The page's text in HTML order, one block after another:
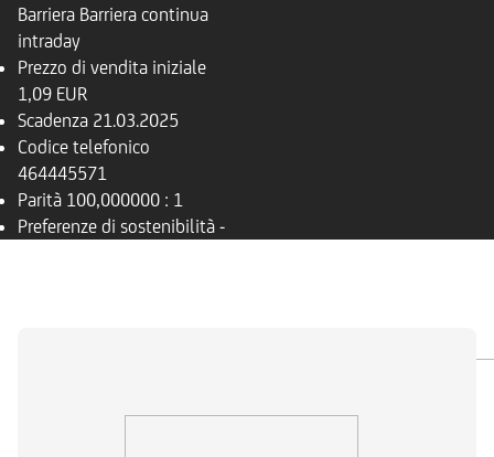
Barriera Barriera continua
intraday
Prezzo di vendita iniziale
1,09 EUR
Scadenza 21.03.2025
Codice telefonico
464445571
Parità 100,000000 : 1
Preferenze di sostenibilità -